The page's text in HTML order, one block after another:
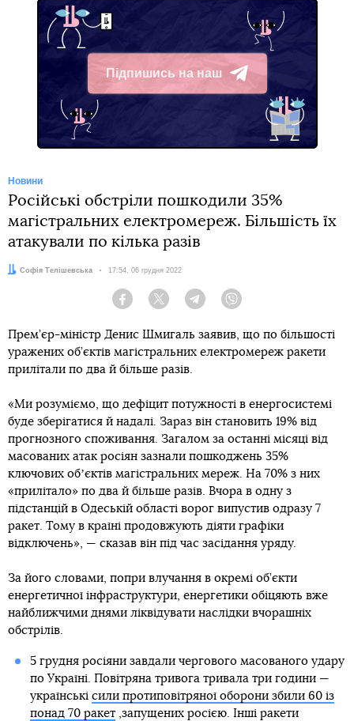
Підпишись на наш
Telegram
Новини
Російські обстріли пошкодили 35%
магістральних електромереж. Більшість їх
атакували по кілька разів
Автор:
Софія Телішевська Дата:
17:54, 06 грудня 2022
Facebook Twitter Telegram
Прем’єр-міністр Денис Шмигаль заявив, що по більшості
уражених об’єктів магістральних електромереж ракети
прилітали по два й більше разів.
«Ми розуміємо, що дефіцит потужності в енергосистемі
буде зберігатися й надалі. Зараз він становить 19% від
прогнозного споживання. Загалом за останні місяці від
масованих атак росіян зазнали пошкоджень 35%
ключових обʼєктів магістральних мереж. На 70% з них
«прилітало» по два й більше разів. Вчора в одну з
підстанцій в Одеській області ворог випустив одразу 7
ракет. Тому в країні продовжують діяти графіки
відключень», — сказав він під час засідання уряду.
За його словами, попри влучання в окремі об’єкти
енергетичної інфраструктури, енергетики обіцяють вже
найближчими днями ліквідувати наслідки вчорашніх
обстрілів.
5 грудня росіяни завдали чергового масованого удару
по Україні. Повітряна тривога тривала три години —
українські сили протиповітряної оборони збили 60 із
понад 70 ракет,запущених росією. Інші ракети